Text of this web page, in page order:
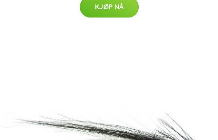
KJØP NÅ